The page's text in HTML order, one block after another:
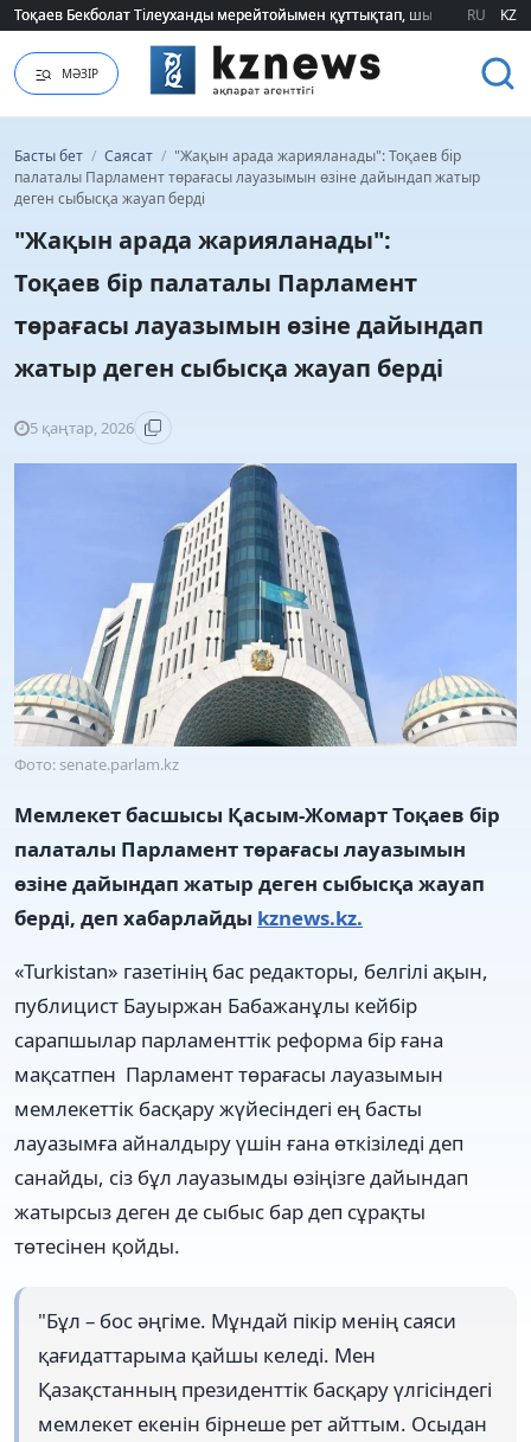
Тоқаев Бекболат Тілеуханды мерейтойымен құттықтап, шығармашылық
Тоқаев Бекболат Тілеуханды мерейтойымен құттықтап, шығармашылық
RU KZ
МӘЗІР
Басты бет / Саясат / "Жақын арада жарияланады": Тоқаев бір
палаталы Парламент төрағасы лауазымын өзіне дайындап жатыр
деген сыбысқа жауап берді
"Жақын арада жарияланады":
Тоқаев бір палаталы Парламент
төрағасы лауазымын өзіне дайындап
жатыр деген сыбысқа жауап берді
5 қаңтар, 2026
Фото: senate.parlam.kz
Мемлекет басшысы Қасым-Жомарт Тоқаев бір
палаталы Парламент төрағасы лауазымын
өзіне дайындап жатыр деген сыбысқа жауап
берді, деп хабарлайды kznews.kz.
«Turkistan» газетінің бас редакторы, белгілі ақын,
публицист Бауыржан Бабажанұлы кейбір
сарапшылар парламенттік реформа бір ғана
мақсатпен Парламент төрағасы лауазымын
мемлекеттік басқару жүйесіндегі ең басты
лауазымға айналдыру үшін ғана өткізіледі деп
санайды, сіз бұл лауазымды өзіңізге дайындап
жатырсыз деген де сыбыс бар деп сұрақты
төтесінен қойды.
"Бұл – бос әңгіме. Мұндай пікір менің саяси
қағидаттарыма қайшы келеді. Мен
Қазақстанның президенттік басқару үлгісіндегі
мемлекет екенін бірнеше рет айттым. Осыдан